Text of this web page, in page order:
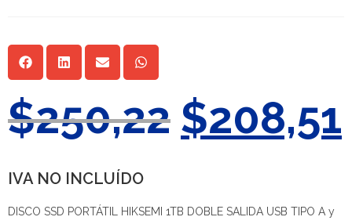
$250,22 $208,51
IVA NO INCLUÍDO
DISCO SSD PORTÁTIL HIKSEMI 1TB DOBLE SALIDA USB TIPO A y